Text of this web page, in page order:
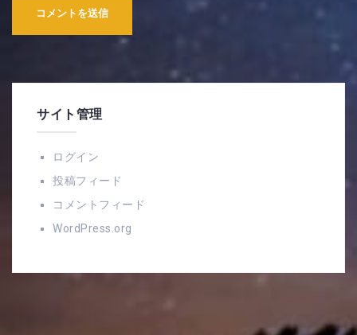
サイト管理
ログイン
投稿フィード
コメントフィード
WordPress.org